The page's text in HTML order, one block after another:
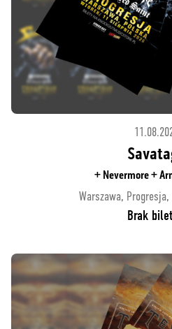
+ Nevermore +
Warszawa,
Brak